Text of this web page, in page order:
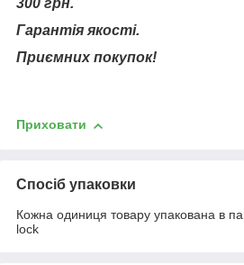
300 грн.
Гарантія якості.
Приємних покупок!
Приховати
Спосіб упаковки
Кожна одиниця товару упакована в
lock